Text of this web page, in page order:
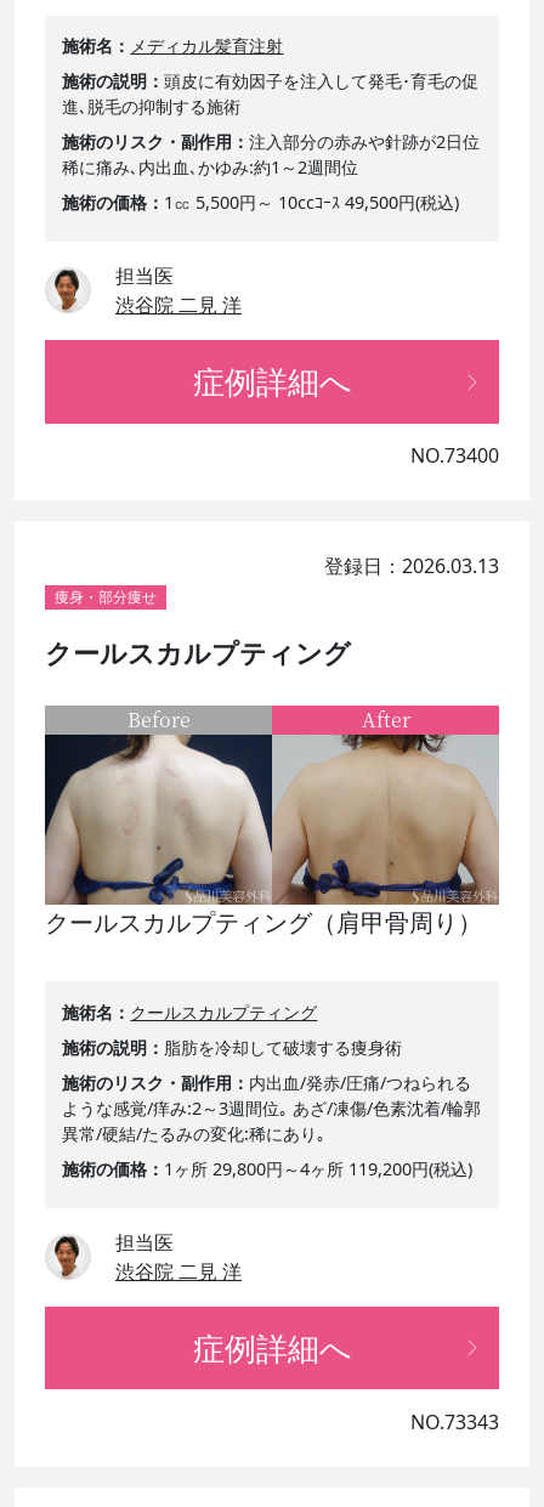
施術名
メディカル髪育注射
施術の説明
頭皮に有効因子を注入して発毛･育毛の促
進､脱毛の抑制する施術
施術のリスク・副作用
注入部分の赤みや針跡が2日位
稀に痛み､内出血､かゆみ:約1～2週間位
施術の価格
1㏄ 5,500円～ 10ccｺｰｽ 49,500円(税込)
担当医
渋谷院 二見 洋
症例詳細へ
NO.73400
登録日：2026.03.13
痩身・部分痩せ
クールスカルプティング
クールスカルプティング（肩甲骨周り）
施術名
クールスカルプティング
施術の説明
脂肪を冷却して破壊する痩身術
施術のリスク・副作用
内出血/発赤/圧痛/つねられる
ような感覚/痒み:2～3週間位｡ あざ/凍傷/色素沈着/輪郭
異常/硬結/たるみの変化:稀にあり｡
施術の価格
1ヶ所 29,800円～4ヶ所 119,200円(税込)
担当医
渋谷院 二見 洋
Before After
症例詳細へ
NO.73343